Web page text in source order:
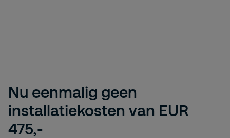
Nu eenmalig geen
installatiekosten van EUR
475,-